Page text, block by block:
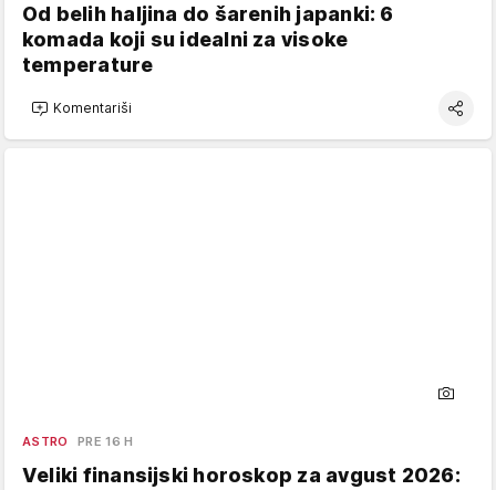
Od belih haljina do šarenih japanki: 6
komada koji su idealni za visoke
temperature
Komentariši
ASTRO PRE 16 H
Veliki finansijski horoskop za avgust 2026: